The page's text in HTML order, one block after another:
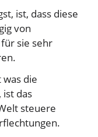
ist, dass diese
von
sie sehr
was die
das
steuere